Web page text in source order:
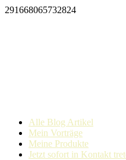
291668065732824
Alle Blog Artikel
Mein Vorträge
Meine Produkte
Jetzt sofort in Kontakt